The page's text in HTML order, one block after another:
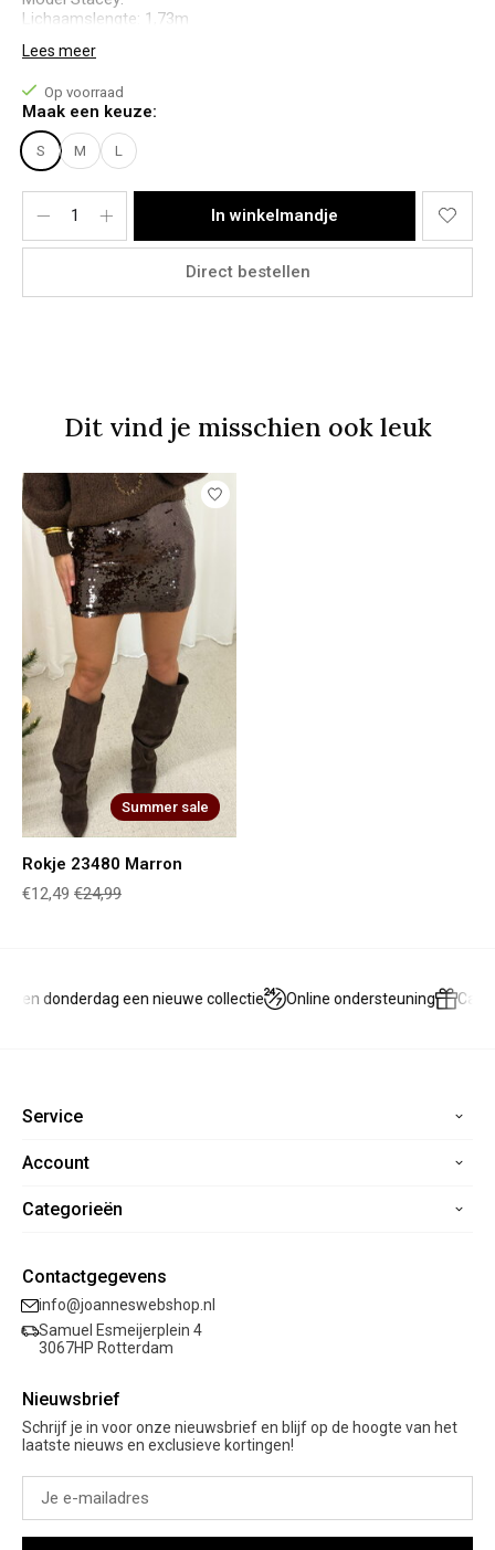
Lichaamslengte: 1,73m
Onderkant: 38
Het rokje bevat geen stretch.
Materiaal:
100% Polyester.
Lees meer
Op voorraad
Maak een keuze:
S M L
In winkelmandje
Direct bestellen
Dit vind je misschien ook leuk
Items van productcarrousel
Summer sale
Rokje 23480 Marron
€12,49 €24,99
en donderdag een nieuwe collectie Online ondersteuning
Service
Home
Veelgestelde vragen
Retourneren
Garantie
Account
Registreren
Mijn verlanglijst
Categorieën
Sale
Kleding
Schoenen
Cadeaubon
Contactgegevens
info@joanneswebshop.nl
Samuel Esmeijerplein 4
3067HP Rotterdam
Nieuwsbrief
Schrijf je in voor onze nieuwsbrief en blijf op de hoogte van het
laatste nieuws en exclusieve kortingen!